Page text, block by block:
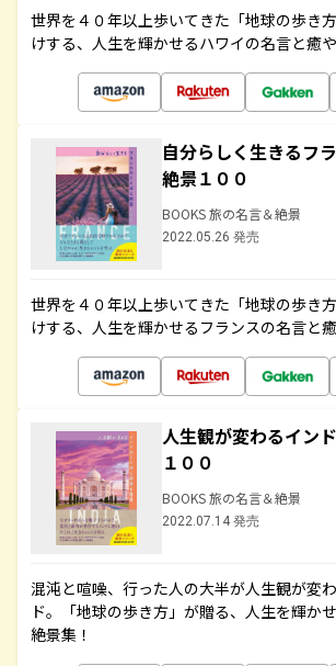
世界を４０年以上歩いてきた「地球の歩き
けする、人生を輝かせるハワイの名言と癒
自分らしく生きるフ
絶景１００
BOOKS 旅の名言＆絶景
2022.05.26 発売
世界を４０年以上歩いてきた「地球の歩き
けする、人生を輝かせるフランスの名言と
人生観が変わるイン
１００
BOOKS 旅の名言＆絶景
2022.07.14 発売
混沌と喧噪、行った人の大半が人生観が変
ド。「地球の歩き方」が贈る、人生を輝か
絶景集！